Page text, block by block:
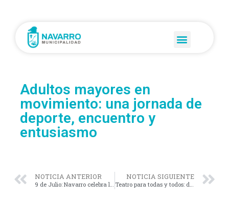
Adultos mayores en
movimiento: una jornada de
deporte, encuentro y
entusiasmo
NOTICIA ANTERIOR
9 de Julio: Navarro celebra la Independencia con orgullo
NOTICIA SIGUIENTE
Teatro para todas y todos: dos funciones con mucha magia